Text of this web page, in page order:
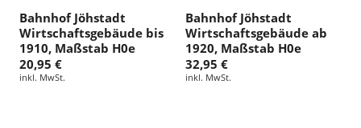
Bahnhof Jöhstadt
Wirtschaftsgebäude bis
1910, Maßstab H0e
20,95 €
inkl. MwSt.
Bahnhof Jöhstadt
Wirtschaftsgebäude ab
1920, Maßstab H0e
32,95 €
inkl. MwSt.